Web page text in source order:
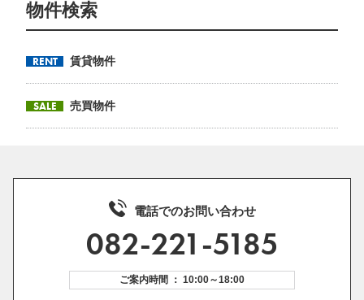
物件検索
RENT 賃貸物件
SALE 売買物件
電話でのお問い合わせ
082-221-5185
ご案内時間 ： 10:00～18:00